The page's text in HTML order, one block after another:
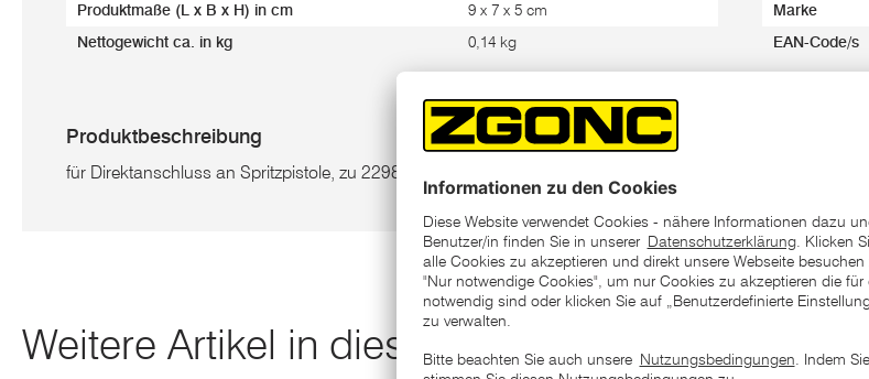
Produktmaße (L x B x H) in cm 9 x 7 x 5 cm
Nettogewicht ca. in kg 0,14 kg
Marke
EAN-Code/s
Produktbeschreibung
für Direktanschluss an Spritzpistole, zu 22987, 80351
Weitere Artikel in dieser Kategorie